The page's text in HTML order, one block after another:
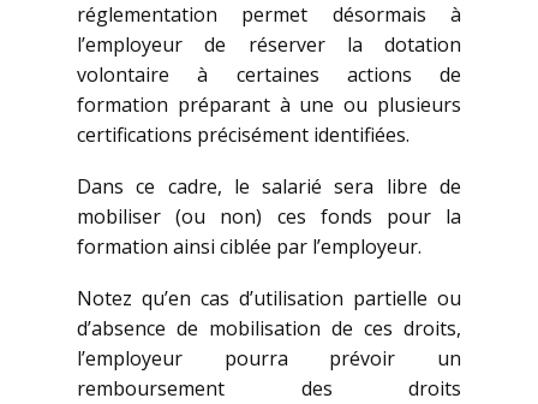
réglementation permet désormais à
l’employeur de réserver la dotation
volontaire à certaines actions de
formation préparant à une ou plusieurs
certifications précisément identifiées.
Dans ce cadre, le salarié sera libre de
mobiliser (ou non) ces fonds pour la
formation ainsi ciblée par l’employeur.
Notez qu’en cas d’utilisation partielle ou
d’absence de mobilisation de ces droits,
l’employeur pourra prévoir un
remboursement des droits